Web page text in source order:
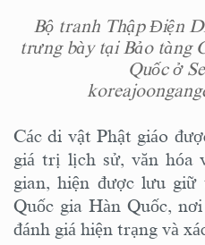
Bộ tranh Thập Điện
trưng bày tại Bảo tàng
Quốc ở
Các di vật Phật giáo
giá trị lịch sử, văn hóa
gian, hiện được lưu giữ
Quốc gia Hàn Quốc,
đánh giá hiện trạng và